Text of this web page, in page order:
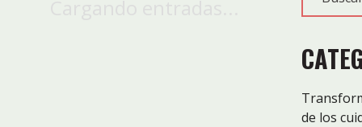
de los